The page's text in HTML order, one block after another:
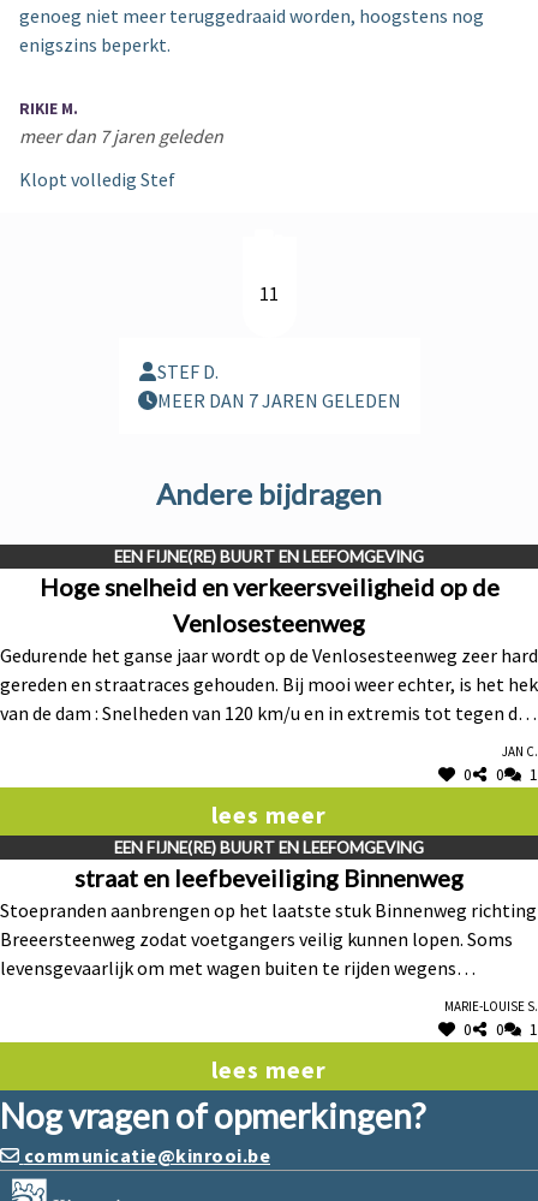
genoeg niet meer teruggedraaid worden, hoogstens nog
enigszins beperkt.
RIKIE M.
meer dan 7 jaren geleden
Klopt volledig Stef
11
STEF D.
MEER DAN 7 JAREN GELEDEN
Andere bijdragen
EEN FIJNE(RE) BUURT EN LEEFOMGEVING
Hoge snelheid en verkeersveiligheid op de
Venlosesteenweg
Gedurende het ganse jaar wordt op de Venlosesteenweg zeer hard
gereden en straatraces gehouden. Bij mooi weer echter, is het hek
van de dam : Snelheden van 120 km/u en in extremis tot tegen de
200 km/u is de 'normaalste' zaak van de wereld. Het is een kwestie
van tijd dat we hier zware ongevallen gaan krijgen met doden en
doen op regelmatige basis * 2: Flitspalen te zetten in beide
richtingen. * 3. Verkeersremmende installaties aan te brengen. *
4. De Venlosesteenweg volledig te versmallen en de fietspaden
achter de bomen te plaatsen.
Jan C.
0 0 1
lees meer
EEN FIJNE(RE) BUURT EN LEEFOMGEVING
straat en leefbeveiliging Binnenweg
Stoepranden aanbrengen op het laatste stuk Binnenweg richting
Breeersteenweg zodat voetgangers veilig kunnen lopen. Soms
levensgevaarlijk om met wagen buiten te rijden wegens
hardrijders. Uitzicht van het laatste stuk Binnenweg zou zoveel
mooier zijn, al de rest van de Binnenweg is immers al voorzien
Marie-louise S.
0 0 1
lees meer
Nog vragen of opmerkingen?
communicatie@kinrooi.be